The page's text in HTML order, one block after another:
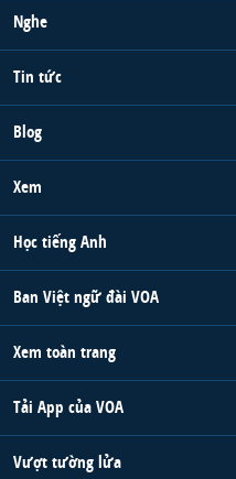
Nghe
Tin tức
Blog
Xem
Học tiếng Anh
Ban Việt ngữ đài VOA
Xem toàn trang
Tải App của VOA
Vượt tường lửa